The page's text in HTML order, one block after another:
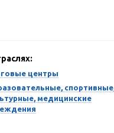
центры
спортивные,
медицинские